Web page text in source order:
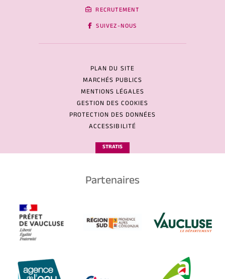
RECRUTEMENT
SUIVEZ-NOUS
PLAN DU SITE
MARCHÉS PUBLICS
MENTIONS LÉGALES
GESTION DES COOKIES
PROTECTION DES DONNÉES
ACCESSIBILITÉ
STRATIS
Partenaires